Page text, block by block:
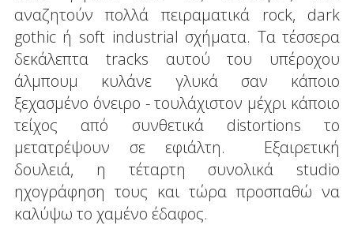
αναζητούν πολλά πειραματικά rock, dark
gothic ή soft industrial σχήματα. Τα τέσσερα
δεκάλεπτα tracks αυτού του υπέροχου
άλμπουμ κυλάνε γλυκά σαν κάποιο
ξεχασμένο όνειρο - τουλάχιστον μέχρι κάποιο
τείχος από συνθετικά distortions το
μετατρέψουν σε εφιάλτη. Εξαιρετική
δουλειά, η τέταρτη συνολικά studio
ηχογράφηση τους και τώρα προσπαθώ να
καλύψω το χαμένο έδαφος.